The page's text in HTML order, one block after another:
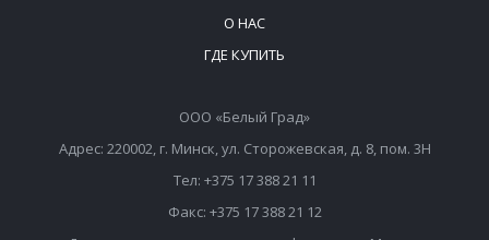
О НАС
ГДЕ КУПИТЬ
ООО «Белый Град»
Адрес: 220002, г. Минск, ул. Сторожевская, д. 8, пом. 3Н
Тел: +375 17 388 21 11
Факс: +375 17 388 21 12